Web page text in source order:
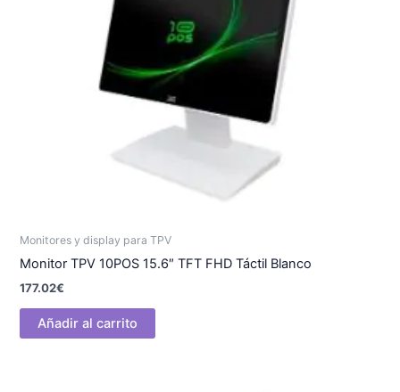
Monitores y display para TPV
Monitor TPV 10POS 15.6″ TFT FHD Táctil Blanco
177.02€
Añadir al carrito